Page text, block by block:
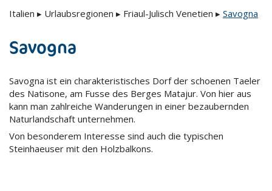
Italien ▸ Urlaubsregionen ▸ Friaul-Julisch Venetien ▸ Savogna
Savogna
Savogna ist ein charakteristisches Dorf der schoenen Taeler
des Natisone, am Fusse des Berges Matajur. Von hier aus
kann man zahlreiche Wanderungen in einer bezaubernden
Naturlandschaft unternehmen.
Von besonderem Interesse sind auch die typischen
Steinhaeuser mit den Holzbalkons.